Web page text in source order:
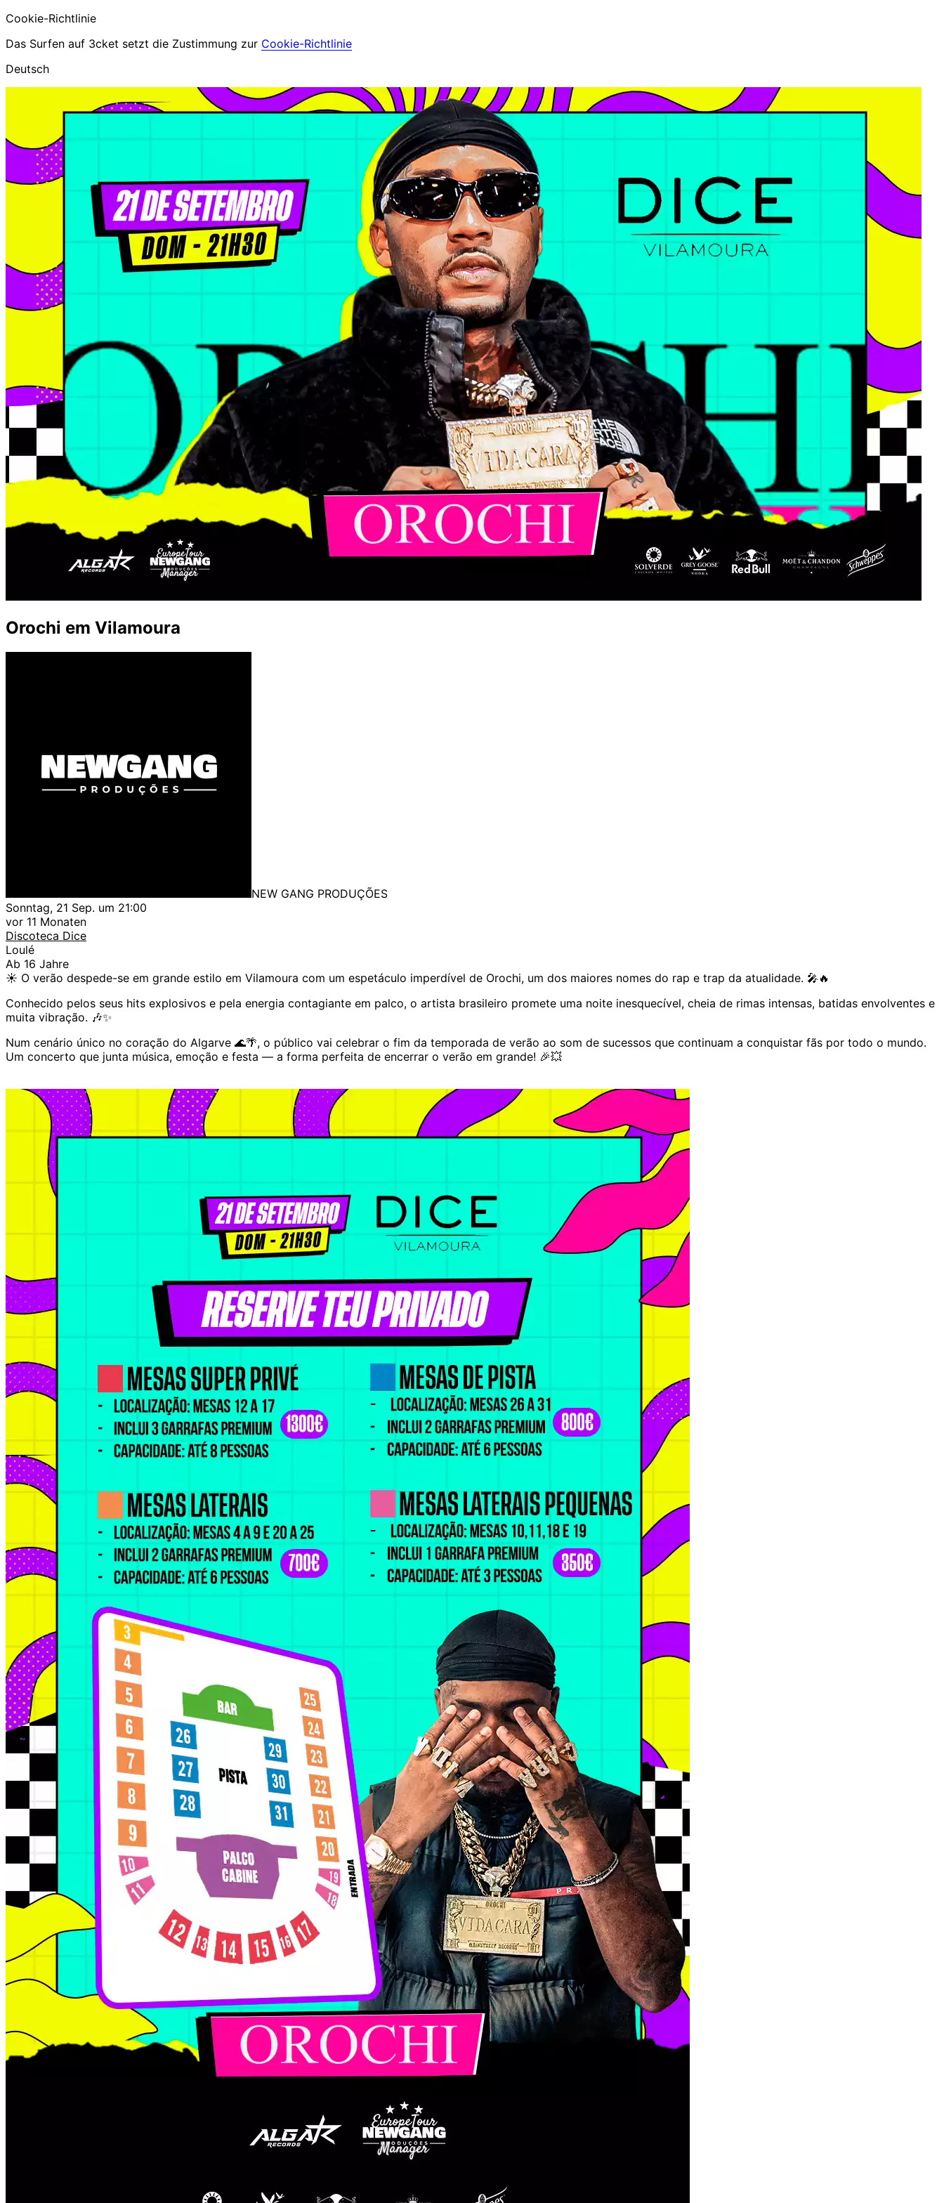
Cookie-Richtlinie
Das Surfen auf 3cket setzt die Zustimmung zur Cookie-Richtlinie
Deutsch
Orochi em Vilamoura
NEW GANG PRODUÇÕES
Sonntag, 21 Sep. um 21:00
vor 11 Monaten
Discoteca Dice
Loulé
Ab 16 Jahre
☀️ O verão despede-se em grande estilo em Vilamoura com um espetáculo imperdível de Orochi, um dos maiores nomes do rap e trap da atualidade. 🎤🔥
Conhecido pelos seus hits explosivos e pela energia contagiante em palco, o artista brasileiro promete uma noite inesquecível, cheia de rimas intensas, batidas envolventes e
muita vibração. 🎶✨
Num cenário único no coração do Algarve 🌊🌴, o público vai celebrar o fim da temporada de verão ao som de sucessos que continuam a conquistar fãs por todo o mundo.
Um concerto que junta música, emoção e festa — a forma perfeita de encerrar o verão em grande! 🎉💥